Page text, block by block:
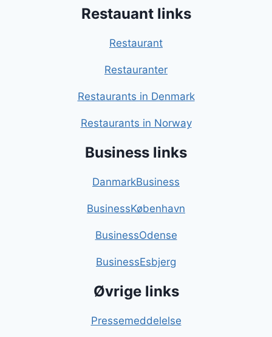
Restauant links
Restaurant
Restauranter
Restaurants in Denmark
Restaurants in Norway
Business links
DanmarkBusiness
BusinessKøbenhavn
BusinessOdense
BusinessEsbjerg
Øvrige links
Pressemeddelelse